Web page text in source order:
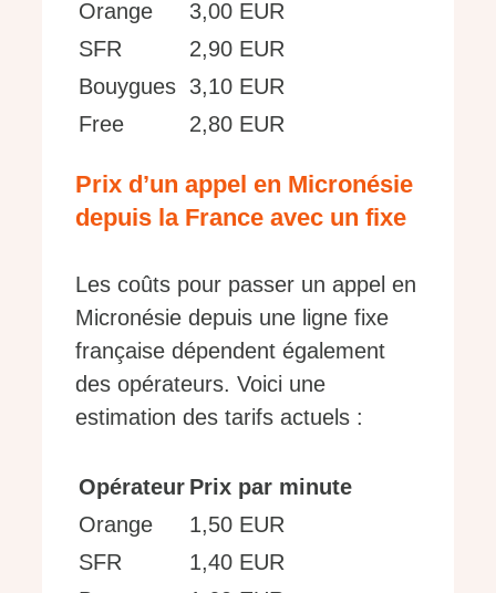
Orange
3,00 EUR
SFR
2,90 EUR
Bouygues 3,10 EUR
Free
2,80 EUR
Prix d’un appel en Micronésie
depuis la France avec un fixe
Les coûts pour passer un appel en
Micronésie depuis une ligne fixe
française dépendent également
des opérateurs. Voici une
estimation des tarifs actuels :
Opérateur Prix par minute
Orange
1,50 EUR
SFR
1,40 EUR